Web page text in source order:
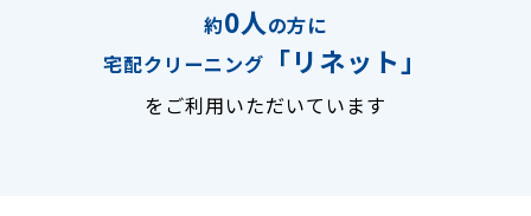
約0人の方に
宅配クリーニング
「リネット」
をご利用いただいています